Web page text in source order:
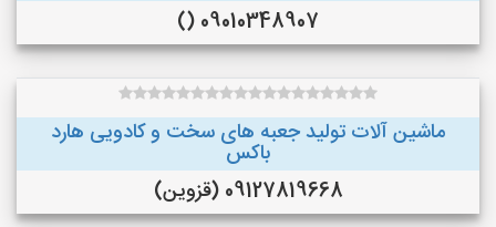
09010348907 ()
ماشین آلات تولید جعبه های سخت و کادویی هارد
باکس
09127819668 (قزوین)